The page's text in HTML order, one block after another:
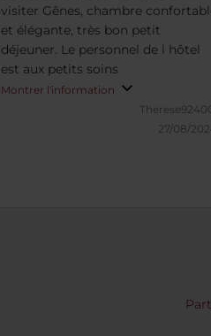
visiter Gênes, chambre
et élégante, très bon petit
déjeuner. Le personnel de l hôtel
est aux petits soins
Montrer l'information
27/08/